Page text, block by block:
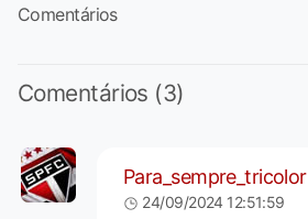
Comentários
Comentários (3)
Para_sempre_tricolor
24/09/2024 12:51:59